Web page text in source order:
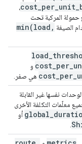
cost per unit
،
المركبة تحت
الصيغة min(load ,
load
cost per و
cost per هي صفر.
نفسها غير القابلة
معلّمات التكلفة الأخرى
global أو